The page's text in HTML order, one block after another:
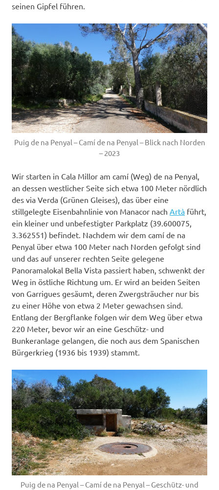
seinen Gipfel führen.
Puig de na Penyal – Camí de na Penyal – Blick nach Norden
– 2023
Wir starten in Cala Millor am camí (Weg) de na Penyal,
an dessen westlicher Seite sich etwa 100 Meter nördlich
des via Verda (Grünen Gleises), das über eine
stillgelegte Eisenbahnlinie von Manacor nach Artà führt,
ein kleiner und unbefestigter Parkplatz (39.600075,
3.362551) befindet. Nachdem wir dem camí de na
Penyal über etwa 100 Meter nach Norden gefolgt sind
und das auf unserer rechten Seite gelegene
Panoramalokal Bella Vista passiert haben, schwenkt der
Weg in östliche Richtung um. Er wird an beiden Seiten
von Garrigues gesäumt, deren Zwergsträucher nur bis
zu einer Höhe von etwa 2 Meter gewachsen sind.
Entlang der Bergflanke folgen wir dem Weg über etwa
220 Meter, bevor wir an eine Geschütz- und
Bunkeranlage gelangen, die noch aus dem Spanischen
Bürgerkrieg (1936 bis 1939) stammt.
Puig de na Penyal – Camí de na Penyal – Geschütz- und